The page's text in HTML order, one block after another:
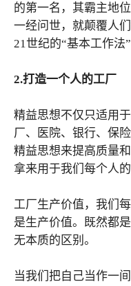
的第一名，其霸主地
一经问世，就颠覆人
21世纪的“基本工作法”
2.打造一个人的工厂
精益思想不仅只适用
厂、医院、银行、保
精益思想来提高质量
拿来用于我们每个人
工厂生产价值，我们
是生产价值。既然都
无本质的区别。
当我们把自己当作一